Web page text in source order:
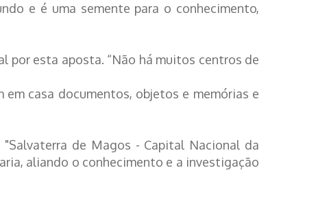
e é uma semente para o conhecimento,
por esta aposta. “Não há muitos centros de
casa documentos, objetos e memórias e
de Magos - Capital Nacional da
aliando o conhecimento e a investigação